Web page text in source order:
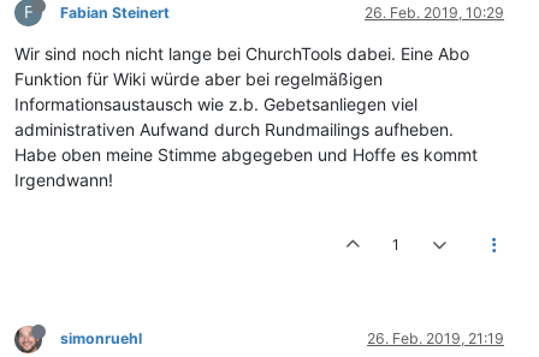
F Fabian Steinert 26. Feb. 2019, 10:29
Wir sind noch nicht lange bei ChurchTools dabei. Eine Abo
Funktion für Wiki würde aber bei regelmäßigen
Informationsaustausch wie z.b. Gebetsanliegen viel
administrativen Aufwand durch Rundmailings aufheben.
Habe oben meine Stimme abgegeben und Hoffe es kommt
Irgendwann!
1
simonruehl 26. Feb. 2019, 21:19